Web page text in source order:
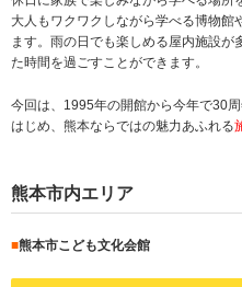
大人もワクワクしながら学べる博物
ます。雨の日でも楽しめる屋内施設が
た時間を過ごすことができます。
今回は、1995年の開館から今年で30周
はじめ、熊本ならではの魅力あふれる
熊本市内エリア
■熊本市こども文化会館